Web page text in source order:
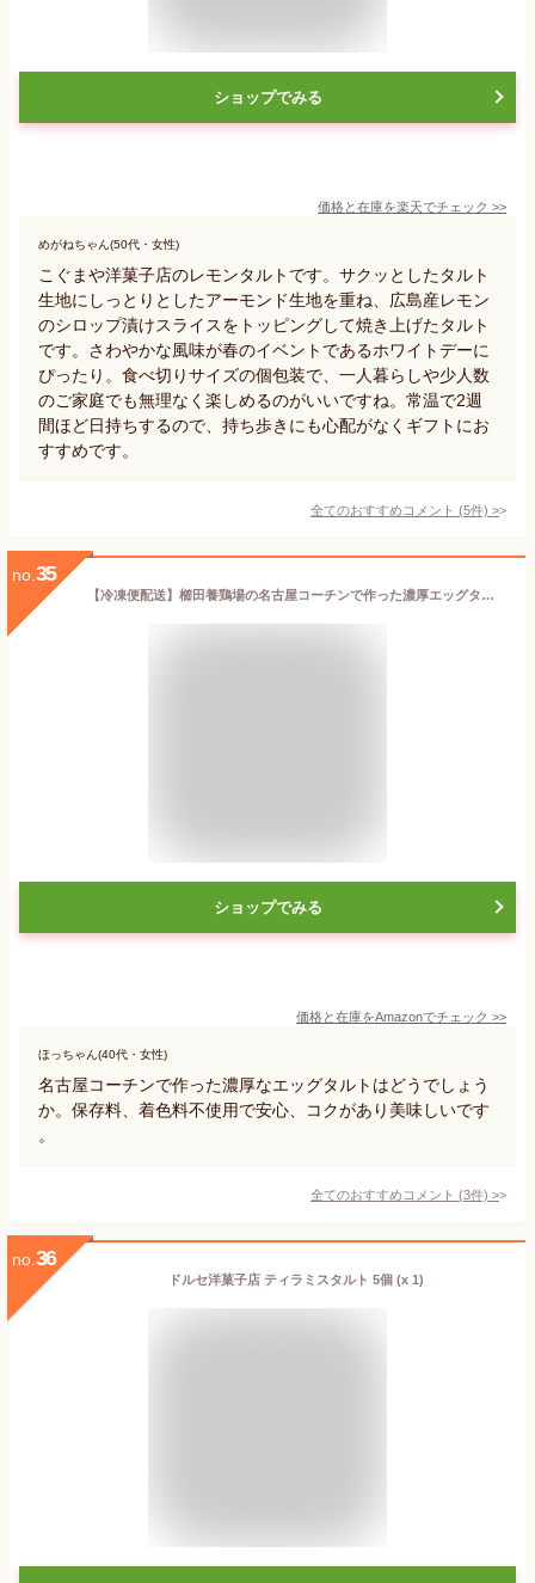
ショップでみる
価格と在庫を楽天でチェック >>
めがねちゃん(50代・女性)
こぐまや洋菓子店のレモンタルトです。サクッとしたタルト
生地にしっとりとしたアーモンド生地を重ね、広島産レモン
のシロップ漬けスライスをトッピングして焼き上げたタルト
です。さわやかな風味が春のイベントであるホワイトデーに
ぴったり。食べ切りサイズの個包装で、一人暮らしや少人数
のご家庭でも無理なく楽しめるのがいいですね。常温で2週
間ほど日持ちするので、持ち歩きにも心配がなくギフトにお
すすめです。
全てのおすすめコメント (5件) >
no. 35
【冷凍便配送】櫛田養鶏場の名古屋コーチンで作った濃厚エッグタルト【2箱入り(1箱当り3袋入り×2箱＝6袋入り)】卵のパックのような箱に入れてお届け！高級卵、バター100％使用！保存料、着色料不使用で安心で美味しい！
ショップでみる
価格と在庫をAmazonでチェック >>
ほっちゃん(40代・女性)
名古屋コーチンで作った濃厚なエッグタルトはどうでしょう
か。保存料、着色料不使用で安心、コクがあり美味しいです
。
全てのおすすめコメント (3件) >
no. 36
ドルセ洋菓子店 ティラミスタルト 5個 (x 1)